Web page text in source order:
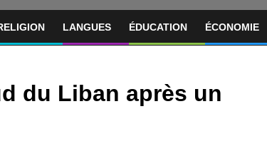
LANGUES ÉDUCATION ÉCONOMIE
du Liban après un